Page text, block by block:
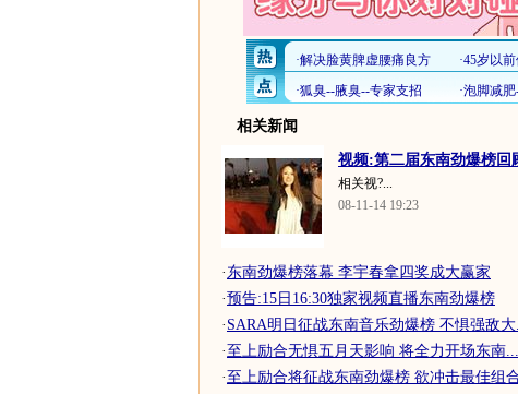
相关新闻
视频:第二届东南劲爆榜回
相关视?...
08-11-14 19:23
· 东南劲爆榜落幕 李宇春拿四奖成大赢家
·预告:15日16:30独家视频直播东南劲爆榜
· SARA明日征战东南音乐劲爆榜 不惧强敌大
· 至上励合无惧五月天影响 将全力开场东南...
· 至上励合将征战东南劲爆榜 欲冲击最佳组